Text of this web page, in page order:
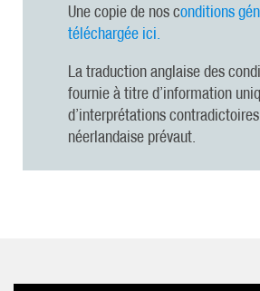
Une copie de nos conditions
téléchargée ici.
La traduction anglaise des
fournie à titre d’information
d’interprétations
néerlandaise prévaut.